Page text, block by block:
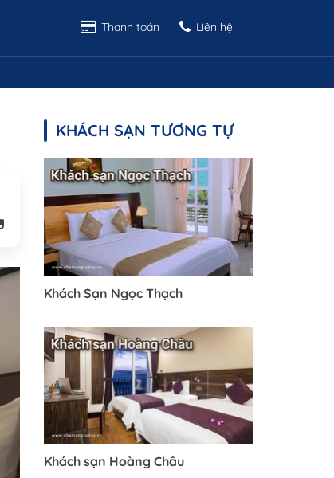
Thanh toán Liên hệ
KHÁCH SẠN TƯƠNG TỰ
Khách Sạn Ngọc Thạch
Khách sạn Hoàng Châu